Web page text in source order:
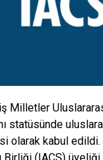
yanı sıra
entegre
Milletler
statüsünde
olarak kabul edildi.